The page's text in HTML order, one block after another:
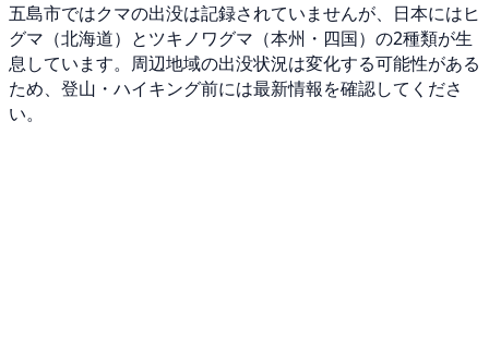
五島市ではクマの出没は記録されていませんが、日本にはヒ
グマ（北海道）とツキノワグマ（本州・四国）の2種類が生
息しています。周辺地域の出没状況は変化する可能性がある
ため、登山・ハイキング前には最新情報を確認してくださ
い。